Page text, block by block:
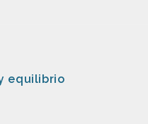
equilibrio